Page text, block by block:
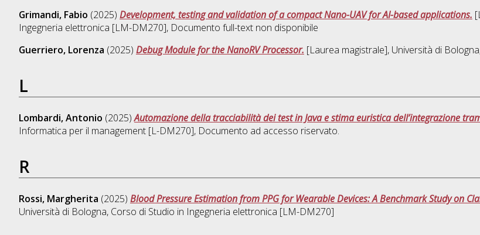
Grimandi, Fabio (2025) Development, testing and validation of a compact Nano-UAV for AI-based applications.
Ingegneria elettronica [LM-DM270], Documento full-text non disponibile
Guerriero, Lorenza (2025) Debug Module for the NanoRV Processor. [Laurea magistrale], Università di
L
Lombardi, Antonio (2025)Automazione della tracciabilità dei test in Java e stima euristica dell’integrazione
Informatica per il management [L-DM270], Documento ad accesso riservato.
R
Rossi, Margherita (2025) Blood Pressure Estimation from PPG for Wearable Devices: A Benchmark Study on
Università di Bologna, Corso di Studio in Ingegneria elettronica [LM-DM270]